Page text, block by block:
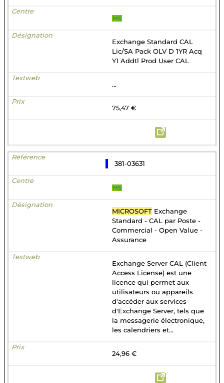
MS
Exchange Standard CAL
Lic/SA Pack OLV D 1YR Acq
Y1 Addtl Prod User CAL
...
75,47 €
381-03631
MS
MICROSOFT Exchange
Standard - CAL par Poste -
Commercial - Open Value -
Assurance
Exchange Server CAL (Client
Access License) est une
licence qui permet aux
utilisateurs ou appareils
d'accéder aux services
d'Exchange Server, tels que
la messagerie électronique,
les calendriers et...
24,96 €